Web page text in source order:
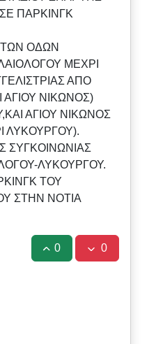
ΠΑΡΚΙΝΓΚ
ΟΔΩΝ
ΜΕΧΡΙ
ΑΠΟ
ΝΙΚΩΝΟΣ)
ΑΓΙΟΥ ΝΙΚΩΝΟΣ
ΛΥΚΟΥΡΓΟΥ).
ΣΥΓΚΟΙΝΩΝΙΑΣ
ΛΥΚΟΥΡΓΟΥ.
ΤΟΥ
ΣΤΗΝ ΝΟΤΙΑ
0 0